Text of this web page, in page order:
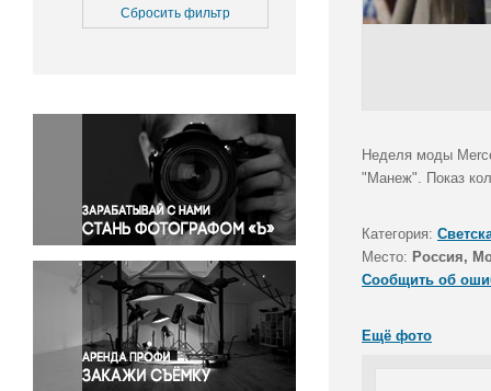
Медицина
Окружающая среда
Политика
Правосудие
Происшествия и конфликты
Религия
Светская жизнь
Спорт
Экология
Экономика и бизнес
Сбросить фильтр
Неделя моды
"Манеж". Показ
Категория:
Место: Россия,
Сообщить об
Ещё фото